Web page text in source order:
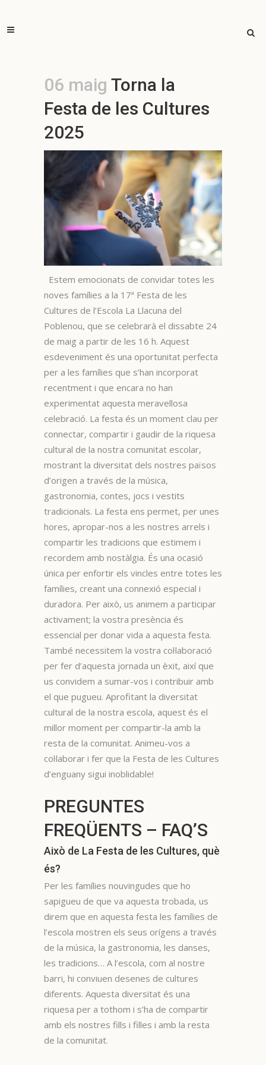
06 maig Torna la
Festa de les Cultures
2025
Estem emocionats de convidar totes les
noves famílies a la 17ª Festa de les
Cultures de l’Escola La Llacuna del
Poblenou, que se celebrarà el dissabte 24
de maig a partir de les 16 h. Aquest
esdeveniment és una oportunitat perfecta
per a les famílies que s’han incorporat
recentment i que encara no han
experimentat aquesta meravellosa
celebració. La festa és un moment clau per
connectar, compartir i gaudir de la riquesa
cultural de la nostra comunitat escolar,
mostrant la diversitat dels nostres països
d’origen a través de la música,
gastronomia, contes, jocs i vestits
tradicionals. La festa ens permet, per unes
hores, apropar-nos a les nostres arrels i
compartir les tradicions que estimem i
recordem amb nostàlgia. És una ocasió
única per enfortir els vincles entre totes les
famílies, creant una connexió especial i
duradora. Per això, us animem a participar
activament; la vostra presència és
essencial per donar vida a aquesta festa.
També necessitem la vostra col·laboració
per fer d’aquesta jornada un èxit, així que
us convidem a sumar-vos i contribuir amb
el que pugueu. Aprofitant la diversitat
cultural de la nostra escola, aquest és el
millor moment per compartir-la amb la
resta de la comunitat. Animeu-vos a
col·laborar i fer que la Festa de les Cultures
d’enguany sigui inoblidable!
PREGUNTES
FREQÜENTS – FAQ’S
Això de La Festa de les Cultures, què
és?
Per les famílies nouvingudes que ho
sapigueu de que va aquesta trobada, us
direm que en aquesta festa les famílies de
l’escola mostren els seus orígens a través
de la música, la gastronomia, les danses,
les tradicions… A l’escola, com al nostre
barri, hi conviuen desenes de cultures
diferents. Aquesta diversitat és una
riquesa per a tothom i s’ha de compartir
amb els nostres fills i filles i amb la resta
de la comunitat.